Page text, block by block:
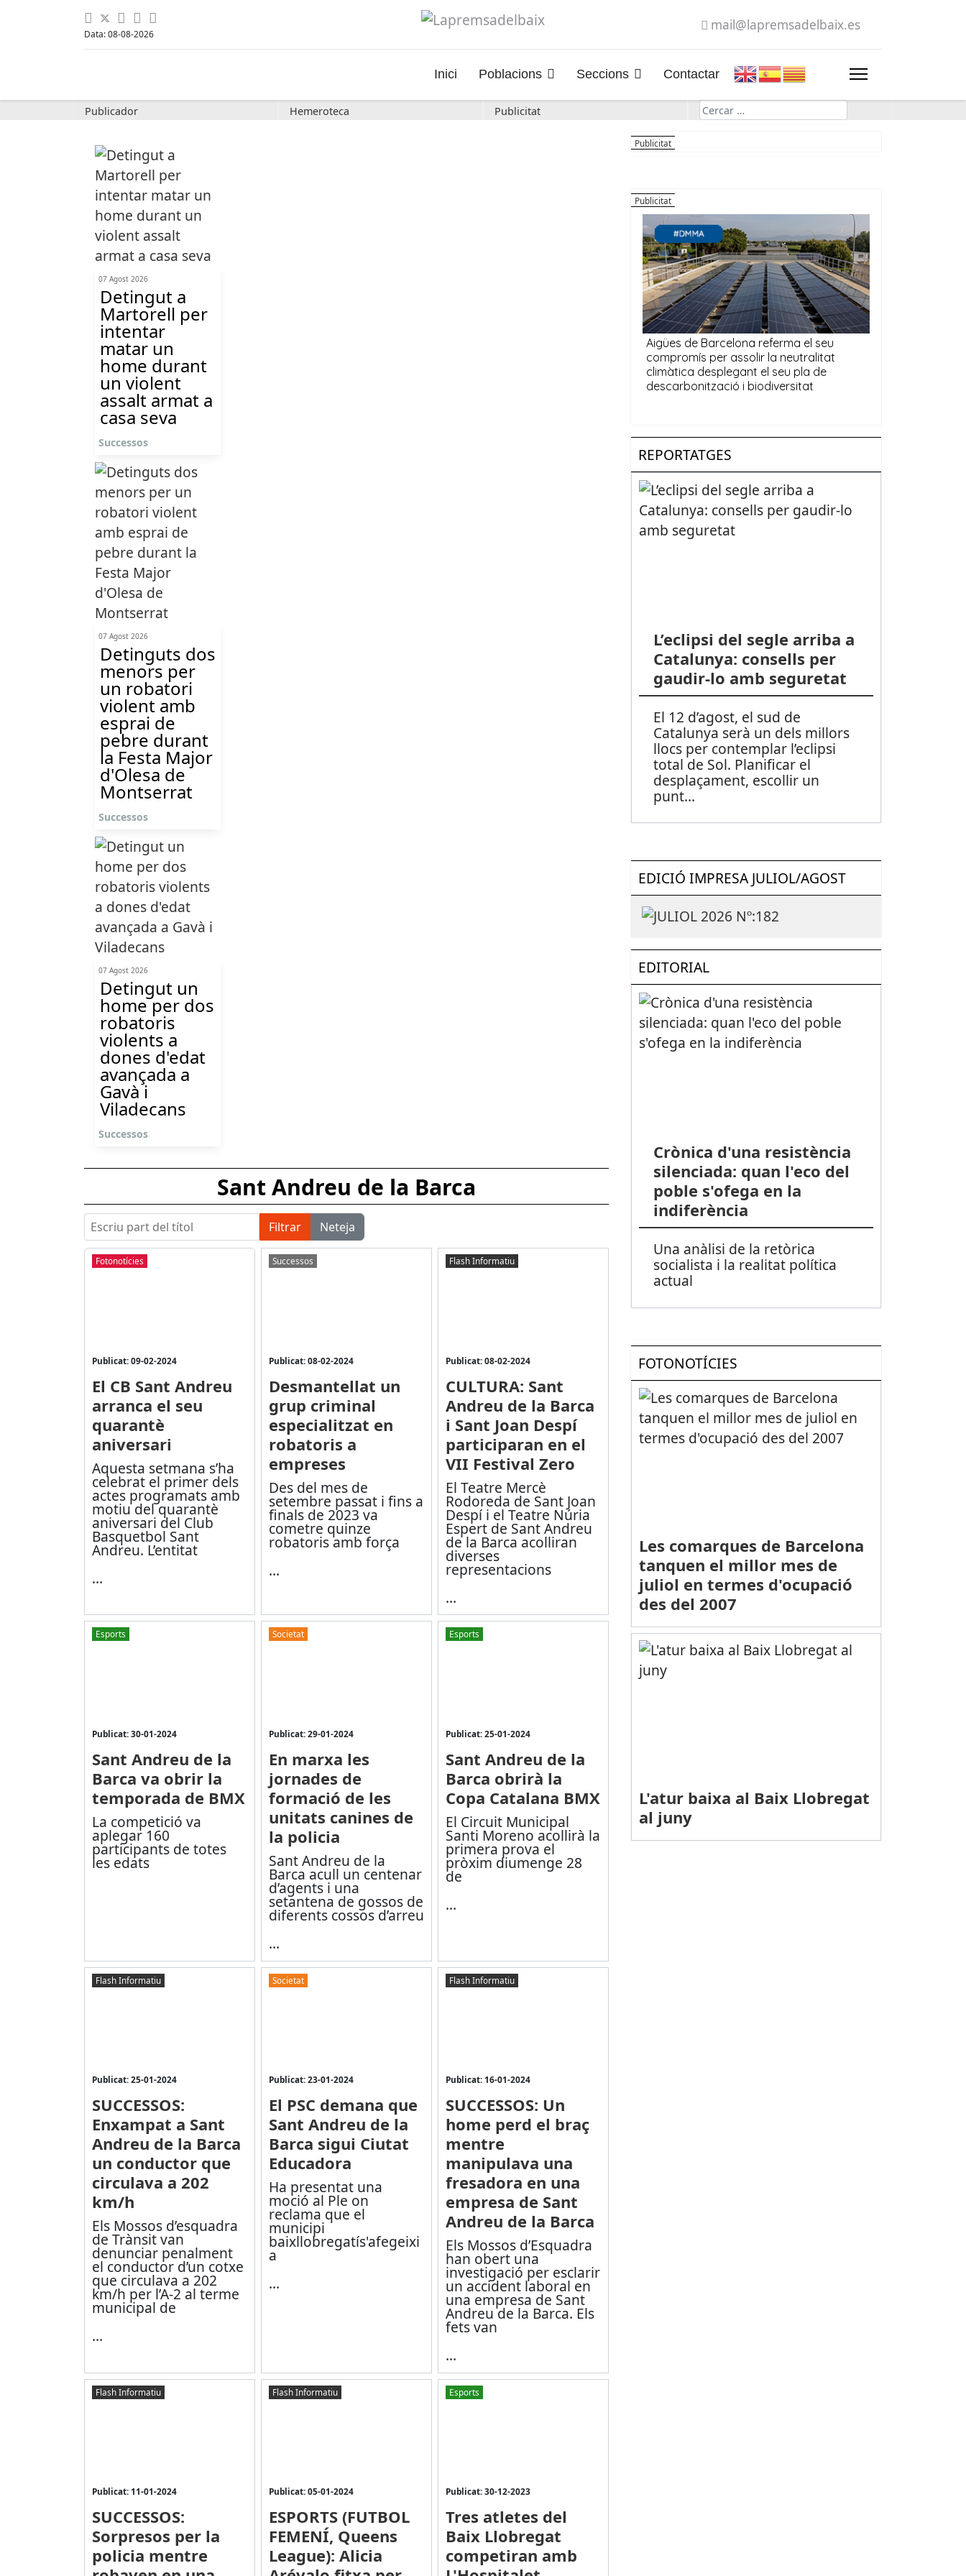
Data: 08-08-2026
mail@lapremsadelbaix.es
Inici Poblacions Seccions Contactar
Publicador Hemeroteca Publicitat Cerca
07 Agost 2026
Detingut a
Martorell per
intentar
matar un
home durant
un violent
assalt armat a
casa seva
Successos
07 Agost 2026
Detinguts dos
menors per
un robatori
violent amb
esprai de
pebre durant
la Festa Major
d'Olesa de
Montserrat
Successos
07 Agost 2026
Detingut un
home per dos
robatoris
violents a
dones d'edat
avançada a
Gavà i
Viladecans
Successos
Sant Andreu de la Barca
Escriu part del títol Filtrar Neteja
Fotonotícies
Publicat: 09-02-2024
El CB Sant Andreu
arranca el seu
quarantè
aniversari
Aquesta setmana s’ha
celebrat el primer dels
actes programats amb
motiu del quarantè
aniversari del Club
Basquetbol Sant
Andreu. L’entitat
...
Successos
Publicat: 08-02-2024
Desmantellat un
grup criminal
especialitzat en
robatoris a
empreses
Des del mes de
setembre passat i fins a
finals de 2023 va
cometre quinze
robatoris amb força
...
Flash Informatiu
Publicat: 08-02-2024
CULTURA: Sant
Andreu de la Barca
i Sant Joan Despí
participaran en el
VII Festival Zero
El Teatre Mercè
Rodoreda de Sant Joan
Despí i el Teatre Núria
Espert de Sant Andreu
de la Barca acolliran
diverses
representacions
...
Esports
Publicat: 30-01-2024
Sant Andreu de la
Barca va obrir la
temporada de BMX
La competició va
aplegar 160
participants de totes
les edats
Societat
Publicat: 29-01-2024
En marxa les
jornades de
formació de les
unitats canines de
la policia
Sant Andreu de la
Barca acull un centenar
d’agents i una
setantena de gossos de
diferents cossos d’arreu
...
Esports
Publicat: 25-01-2024
Sant Andreu de la
Barca obrirà la
Copa Catalana BMX
El Circuit Municipal
Santi Moreno acollirà la
primera prova el
pròxim diumenge 28
de
...
Flash Informatiu
Publicat: 25-01-2024
SUCCESSOS:
Enxampat a Sant
Andreu de la Barca
un conductor que
circulava a 202
km/h
Els Mossos d’esquadra
de Trànsit van
denunciar penalment
el conductor d’un cotxe
que circulava a 202
km/h per l’A-2 al terme
municipal de
...
Societat
Publicat: 23-01-2024
El PSC demana que
Sant Andreu de la
Barca sigui Ciutat
Educadora
Ha presentat una
moció al Ple on
reclama que el
municipi
baixllobregatís'afegeixi
a
...
Flash Informatiu
Publicat: 16-01-2024
SUCCESSOS: Un
home perd el braç
mentre
manipulava una
fresadora en una
empresa de Sant
Andreu de la Barca
Els Mossos d’Esquadra
han obert una
investigació per esclarir
un accident laboral en
una empresa de Sant
Andreu de la Barca. Els
fets van
...
Flash Informatiu
Publicat: 11-01-2024
SUCCESSOS:
Sorpresos per la
policia mentre
Flash Informatiu
Publicat: 05-01-2024
ESPORTS (FUTBOL
FEMENÍ, Queens
League): Alicia
Esports
Publicat: 30-12-2023
Tres atletes del
Baix Llobregat
competiran amb
REPORTATGES
L’eclipsi del segle arriba a
Catalunya: consells per
gaudir-lo amb seguretat
El 12 d’agost, el sud de
Catalunya serà un dels millors
llocs per contemplar l’eclipsi
total de Sol. Planificar el
desplaçament, escollir un
punt...
EDICIÓ IMPRESA JULIOL/AGOST
EDITORIAL
Crònica d'una resistència
silenciada: quan l'eco del
poble s'ofega en la
indiferència
Una anàlisi de la retòrica
socialista i la realitat política
actual
FOTONOTÍCIES
Les comarques de Barcelona
tanquen el millor mes de
juliol en termes d'ocupació
des del 2007
L'atur baixa al Baix Llobregat
al juny